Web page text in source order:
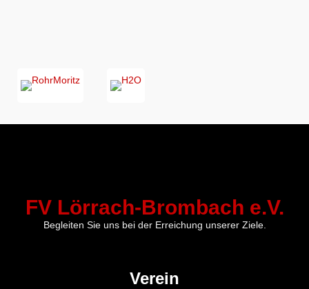
FV Lörrach-Brombach e.V.
Begleiten Sie uns bei der Erreichung unserer Ziele.
Verein